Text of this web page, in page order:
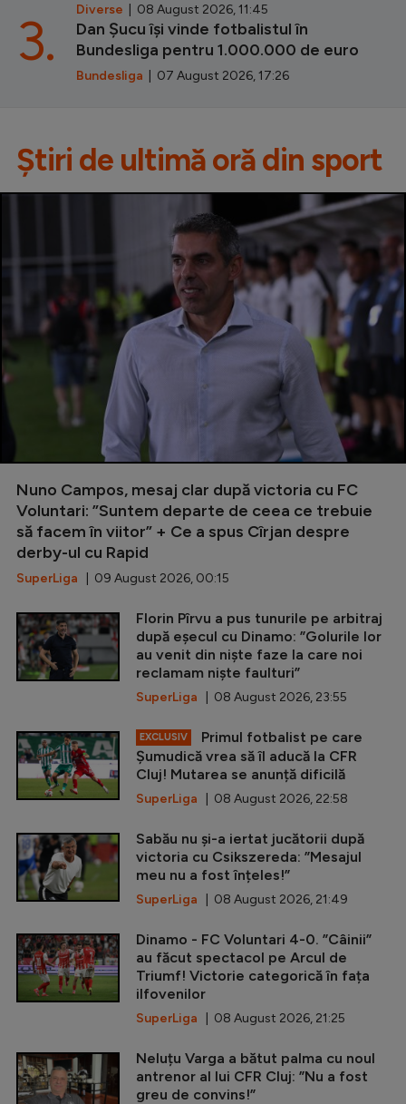
Diverse | 08 August 2026, 11:45
Dan Șucu își vinde fotbalistul în
Bundesliga pentru 1.000.000 de euro
Bundesliga | 07 August 2026, 17:26
3.
Știri de ultimă oră din sport
Nuno Campos, mesaj clar după victoria cu FC
Voluntari: ”Suntem departe de ceea ce trebuie
să facem în viitor” + Ce a spus Cîrjan despre
derby-ul cu Rapid
SuperLiga | 09 August 2026, 00:15
Florin Pîrvu a pus tunurile pe arbitraj
după eșecul cu Dinamo: ”Golurile lor
au venit din niște faze la care noi
reclamam niște faulturi”
SuperLiga | 08 August 2026, 23:55
EXCLUSIV
Primul fotbalist pe care
Șumudică vrea să îl aducă la CFR
Cluj! Mutarea se anunță dificilă
SuperLiga | 08 August 2026, 22:58
Sabău nu și-a iertat jucătorii după
victoria cu Csikszereda: ”Mesajul
meu nu a fost înțeles!”
SuperLiga | 08 August 2026, 21:49
Dinamo - FC Voluntari 4-0. ”Câinii”
au făcut spectacol pe Arcul de
Triumf! Victorie categorică în fața
ilfovenilor
SuperLiga | 08 August 2026, 21:25
Neluțu Varga a bătut palma cu noul
antrenor al lui CFR Cluj: ”Nu a fost
greu de convins!”